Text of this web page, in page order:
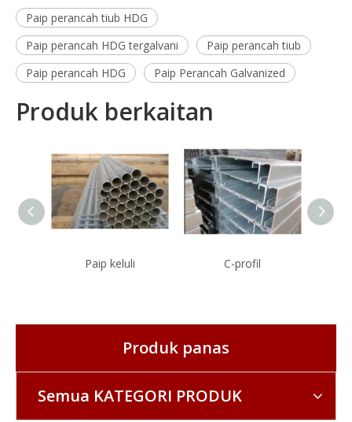
Paip perancah tiub HDG
Paip perancah HDG tergalvani
Paip perancah tiub
Paip perancah HDG
Paip Perancah Galvanized
Produk berkaitan
Paip keluli C-profil
Produk panas
Semua KATEGORI PRODUK